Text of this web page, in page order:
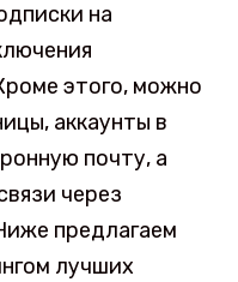
на
этого, можно
аккаунты в
почту, а
через
предлагаем
лучших